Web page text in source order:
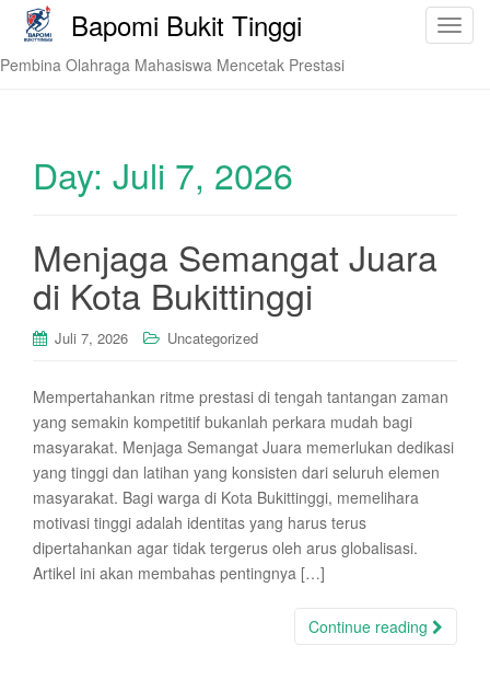
T
Bapomi Bukit Tinggi
Pembina Olahraga Mahasiswa Mencetak Prestasi
Day: Juli 7, 2026
Menjaga Semangat Juara
di Kota Bukittinggi
Juli 7, 2026 Uncategorized
Mempertahankan ritme prestasi di tengah tantangan zaman
yang semakin kompetitif bukanlah perkara mudah bagi
masyarakat. Menjaga Semangat Juara memerlukan dedikasi
yang tinggi dan latihan yang konsisten dari seluruh elemen
masyarakat. Bagi warga di Kota Bukittinggi, memelihara
motivasi tinggi adalah identitas yang harus terus
dipertahankan agar tidak tergerus oleh arus globalisasi.
Artikel ini akan membahas pentingnya […]
Continue reading